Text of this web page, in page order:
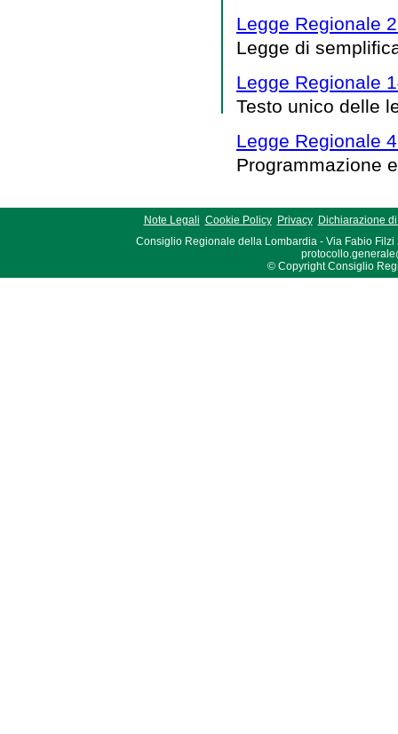
Legge Regionale
Legge di
Legge Regionale
Testo unico delle
Legge Regionale
Programmazione
Note Legali Cookie Policy Privacy
Dichiarazione
Consiglio Regionale della Lombardia - Via Fabio Filzi
© Copyright Consiglio